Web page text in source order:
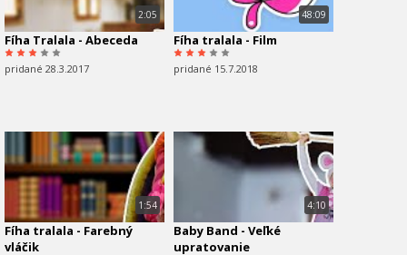
2:05
Fíha Tralala - Abeceda
pridané 28.3.2017
48:09
Fíha tralala - Film
pridané 15.7.2018
1:54
Fíha tralala - Farebný
vláčik
4:10
Baby Band - Veľké
upratovanie